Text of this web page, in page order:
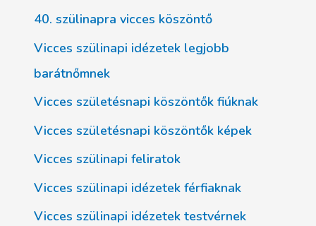
40. szülinapra vicces köszöntő
Vicces szülinapi idézetek legjobb
barátnőmnek
Vicces születésnapi köszöntők fiúknak
Vicces születésnapi köszöntők képek
Vicces szülinapi feliratok
Vicces szülinapi idézetek férfiaknak
Vicces szülinapi idézetek testvérnek